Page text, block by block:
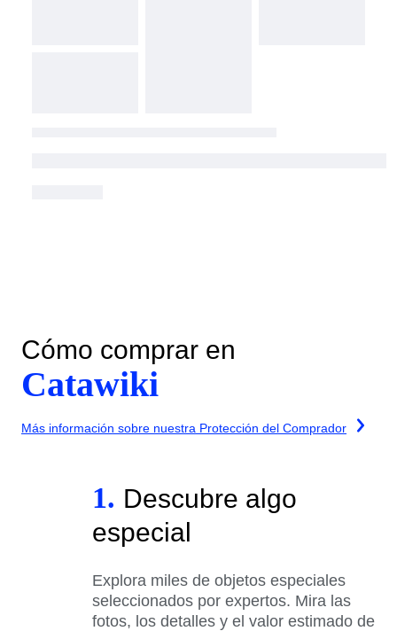
Cómo comprar en
Catawiki
Más información sobre nuestra Protección del Comprador
1. Descubre algo
especial
Explora miles de objetos especiales
seleccionados por expertos. Mira las
fotos, los detalles y el valor estimado de